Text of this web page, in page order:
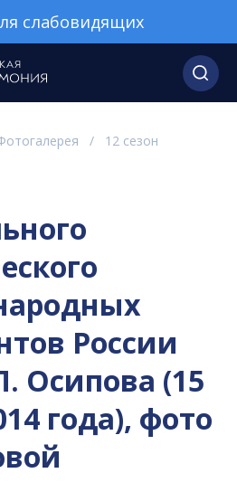
слабовидящих
/ 12 сезон
России
Осипова (15
года), фото